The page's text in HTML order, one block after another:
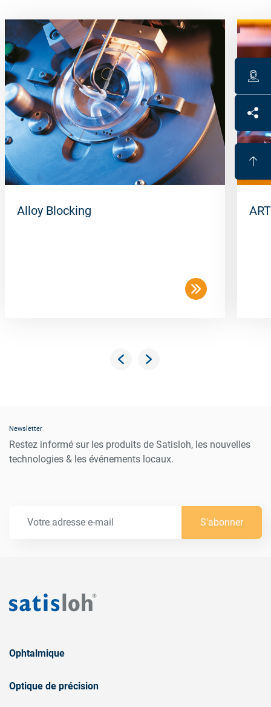
Alloy Blocking
Newsletter
Restez informé sur les produits de Satisloh, les nouvelles
technologies & les événements locaux.
S'abonner
Ophtalmique
Optique de précision